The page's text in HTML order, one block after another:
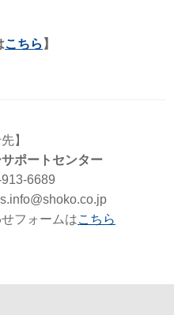
こちら 】
】
ポートセンター
6689
フォームはこちら